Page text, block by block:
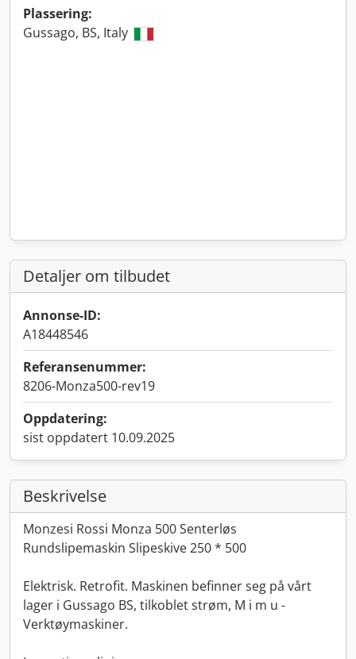
Plassering:
Gussago, BS, Italy
Detaljer om tilbudet
Annonse-ID:
A18448546
Referansenummer:
8206-Monza500-rev19
Oppdatering:
sist oppdatert 10.09.2025
Beskrivelse
Monzesi Rossi Monza 500 Senterløs
Rundslipemaskin Slipeskive 250 * 500
Elektrisk. Retrofit. Maskinen befinner seg på vårt
lager i Gussago BS, tilkoblet strøm, M i m u -
Verktøymaskiner.